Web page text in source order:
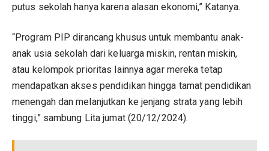
putus sekolah hanya karena alasan ekonomi,” Katanya.
“Program PIP dirancang khusus untuk membantu anak-
anak usia sekolah dari keluarga miskin, rentan miskin,
atau kelompok prioritas lainnya agar mereka tetap
mendapatkan akses pendidikan hingga tamat pendidikan
menengah dan melanjutkan ke jenjang strata yang lebih
tinggi,” sambung Lita jumat (20/12/2024).